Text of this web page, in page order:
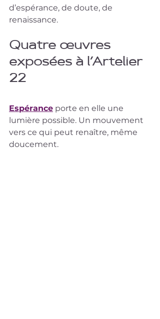
d’espérance, de doute, de
renaissance.
Quatre œuvres
exposées à l’Artelier
22
Espérance porte en elle une
lumière possible. Un mouvement
vers ce qui peut renaître, même
doucement.